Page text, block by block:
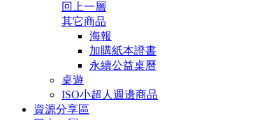
回上一層
其它商品
海報
加購紙本證書
永續公益桌曆
桌遊
ISO小超人週邊商品
資源分享區